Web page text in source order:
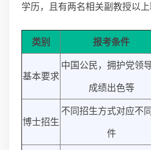
学历，且有两名相关副教授以
类别 报考条件
基本要求
中国公民，拥护党领导
成绩出色等
博士招生
不同招生方式对应不
件